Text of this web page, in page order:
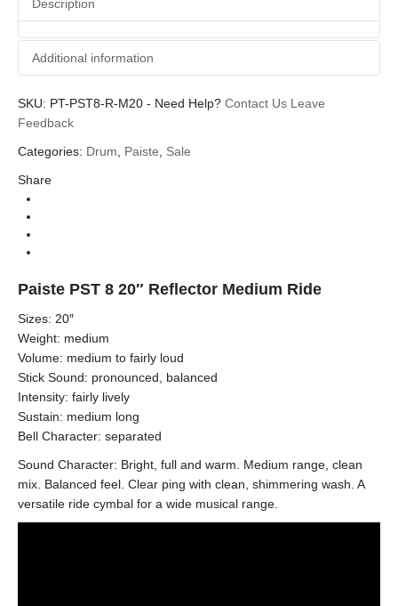
Description
Additional information
Additional information
Brands
SKU: PT-PST8-R-M20 - Need Help? Contact Us Leave
Feedback
Categories: Drum, Paiste, Sale
Share
Paiste PST 8 20″ Reflector Medium Ride
Sizes: 20″
Weight: medium
Volume: medium to fairly loud
Stick Sound: pronounced, balanced
Intensity: fairly lively
Sustain: medium long
Bell Character: separated
Sound Character: Bright, full and warm. Medium range, clean
mix. Balanced feel. Clear ping with clean, shimmering wash. A
versatile ride cymbal for a wide musical range.